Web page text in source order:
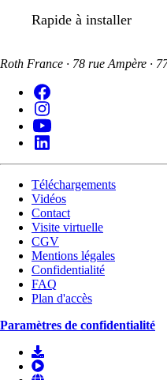
Rapide à installer
Roth France · 78 rue Ampère ·
Téléchargements
Vidéos
Contact
Visite virtuelle
CGV
Mentions légales
Confidentialité
FAQ
Plan d'accès
Paramètres de confidentialité